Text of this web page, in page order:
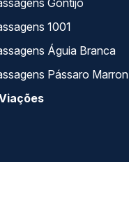
Gontijo
1001
Águia Branca
Pássaro Marron